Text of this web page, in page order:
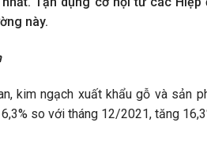
này.
kim ngạch xuất khẩu gỗ và sản
so với tháng 12/2021, tăng